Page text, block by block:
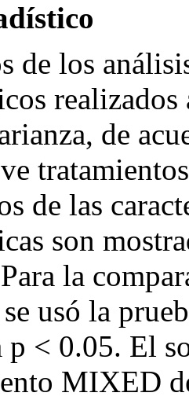
de los
realizados
de
de las
son
la
usó la
< 0.05. El
MIXED